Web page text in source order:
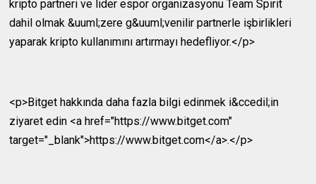
kripto partneri ve lider espor organizasyonu Team Spirit
dahil olmak &uuml;zere g&uuml;venilir partnerle işbirlikleri
yaparak kripto kullanımını artırmayı hedefliyor.</p>
<p>Bitget hakkında daha fazla bilgi edinmek i&ccedil;in
ziyaret edin <a href="https://www.bitget.com"
target="_blank">https://www.bitget.com</a>.</p>